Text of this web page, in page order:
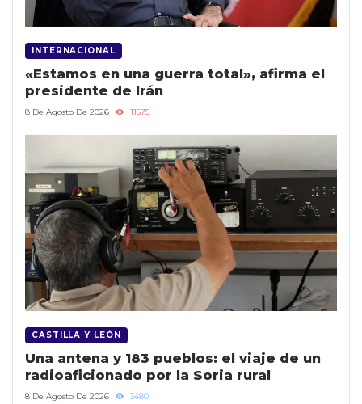
INTERNACIONAL
«Estamos en una guerra total», afirma el
presidente de Irán
8 De Agosto De 2026 11575
CASTILLA Y LEÓN
Una antena y 183 pueblos: el viaje de un
radioaficionado por la Soria rural
8 De Agosto De 2026 3480